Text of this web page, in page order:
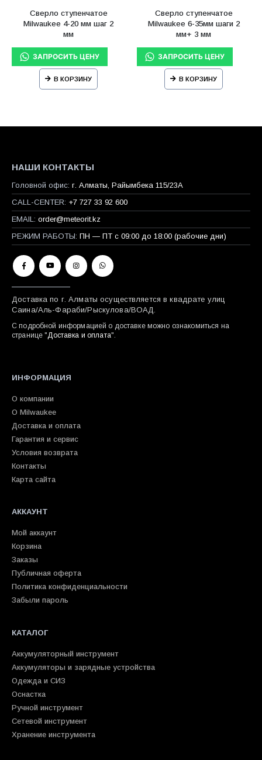
Сверло ступенчатое
Milwaukee 4-20 мм шаг 2
мм
В КОРЗИНУ
Сверло ступенчатое
Milwaukee 6-35мм шаги 2
мм+ 3 мм
В КОРЗИНУ
НАШИ КОНТАКТЫ
Головной офис: г. Алматы, Райымбека 115/23A
CALL-CENTER: +7 727 33 92 600
EMAIL: order@meteorit.kz
РЕЖИМ РАБОТЫ: ПН — ПТ с 09:00 до 18:00 (рабочие дни)
Доставка по г. Алматы осуществляется в квадрате улиц
Саина/Аль-Фараби/Рыскулова/ВОАД.
С подробной информацией о доставке можно ознакомиться на
странице " Доставка и оплата".
ИНФОРМАЦИЯ
О компании
О Milwaukee
Доставка и оплата
Гарантия и сервис
Условия возврата
Контакты
Карта сайта
АККАУНТ
Мой аккаунт
Корзина
Заказы
Публичная оферта
Политика конфиденциальности
Забыли пароль
КАТАЛОГ
Аккумуляторный инструмент
Аккумуляторы и зарядные устройства
Одежда и СИЗ
Оснастка
Ручной инструмент
Сетевой инструмент
Хранение инструмента